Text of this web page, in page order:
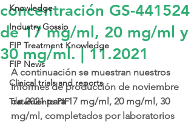
Knowledge
Industry Gossip
FIP Treatment Knowledge
FIP News
Clinical trials and reports
Tratamiento PIF
concentración GS-441524
de 17 mg/ml, 20 mg/ml y
30 mg/ml. | 11.2021
A continuación se muestran nuestros
informes de producción de noviembre
de 2021 para 17 mg/ml, 20 mg/ml, 30
mg/ml, completados por laboratorios